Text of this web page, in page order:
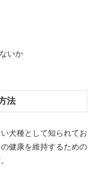
いか
法
犬種として知られてお
健康を維持するための